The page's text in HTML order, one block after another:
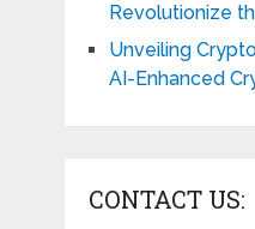
Revolutionize
Unveiling
AI-Enhanced
CONTACT US: